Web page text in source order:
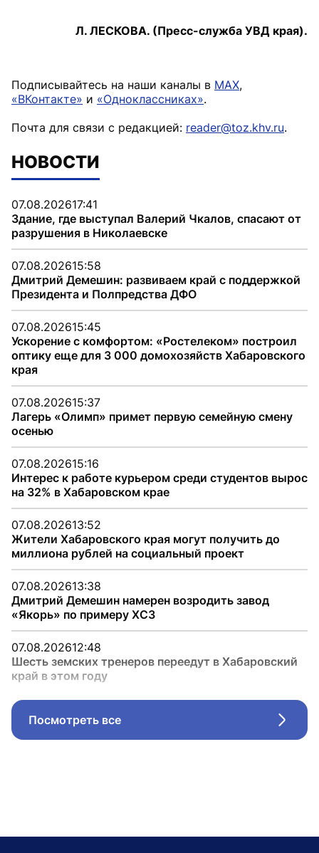
Л. ЛЕСКОВА. (Пресс-служба УВД края).
Подписывайтесь на наши каналы в MAX,
«ВКонтакте» и «Одноклассниках».
Почта для связи с редакцией: reader@toz.khv.ru.
НОВОСТИ
07.08.202617:41
Здание, где выступал Валерий Чкалов, спасают от
разрушения в Николаевске
07.08.202615:58
Дмитрий Демешин: развиваем край с поддержкой
Президента и Полпредства ДФО
07.08.202615:45
Ускорение с комфортом: «Ростелеком» построил
оптику еще для 3 000 домохозяйств Хабаровского
края
07.08.202615:37
Лагерь «Олимп» примет первую семейную смену
осенью
07.08.202615:16
Интерес к работе курьером среди студентов вырос
на 32% в Хабаровском крае
07.08.202613:52
Жители Хабаровского края могут получить до
миллиона рублей на социальный проект
07.08.202613:38
Дмитрий Демешин намерен возродить завод
«Якорь» по примеру ХСЗ
07.08.202612:48
Шесть земских тренеров переедут в Хабаровский
край в этом году
Посмотреть все